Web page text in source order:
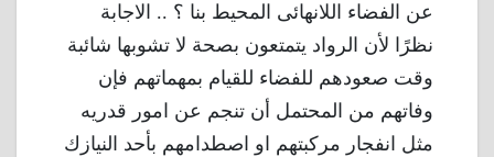
عن الفضاء اللانهائى المحيط بنا ؟ .. الاجابة
نظرًا لأن الرواد يتمتعون بصحة لا تشوبها شائبة
وقت صعودهم للفضاء للقيام بمهماتهم فإن
وفاتهم من المحتمل أن تنجم عن امور قدريه
مثل انفجار مركبتهم او اصطدامهم بأحد النيازك